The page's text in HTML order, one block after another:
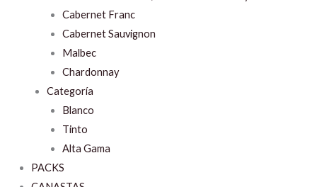
Cabernet Franc
Cabernet Sauvignon
Malbec
Chardonnay
Categoría
Blanco
Tinto
Alta Gama
PACKS